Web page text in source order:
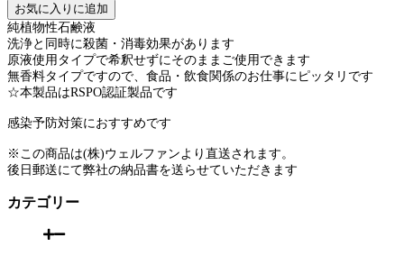
お気に入りに追加
純植物性石鹸液
洗浄と同時に殺菌・消毒効果があります
原液使用タイプで希釈せずにそのままご使用できます
無香料タイプですので、食品・飲食関係のお仕事にピッタリです
☆本製品はRSPO認証製品です
感染予防対策におすすめです
※この商品は(株)ウェルファンより直送されます。
後日郵送にて弊社の納品書を送らせていただきます
カテゴリー